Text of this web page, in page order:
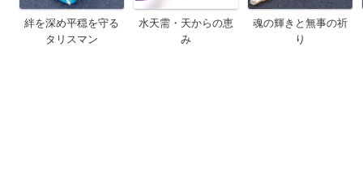
絆を深め平穏を守る
タリスマン
水天需・天からの恵
み
魂の輝きと無事の祈
り